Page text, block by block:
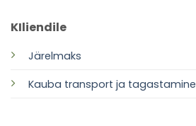
KIliendile
Järelmaks
Kauba transport ja tagastamine